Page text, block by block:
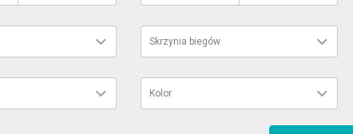
Skrzynia biegów
Kolor